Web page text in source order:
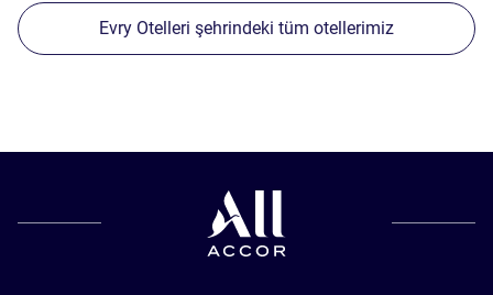
Evry Otelleri şehrindeki tüm otellerimiz